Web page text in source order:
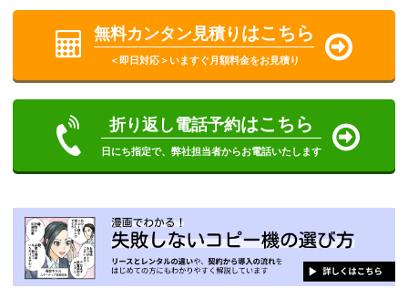
無料カンタン見積り はこちら
＜即日対応＞いますぐ月額料金をお見積り
折り返し電話予約はこちら
日にち指定で、弊社担当者からお電話いたします